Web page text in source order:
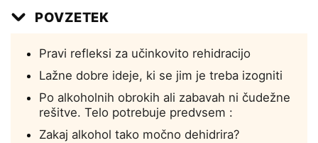
POVZETEK
Pravi refleksi za učinkovito rehidracijo
Lažne dobre ideje, ki se jim je treba izogniti
Po alkoholnih obrokih ali zabavah ni čudežne
rešitve. Telo potrebuje predvsem :
Zakaj alkohol tako močno dehidrira?